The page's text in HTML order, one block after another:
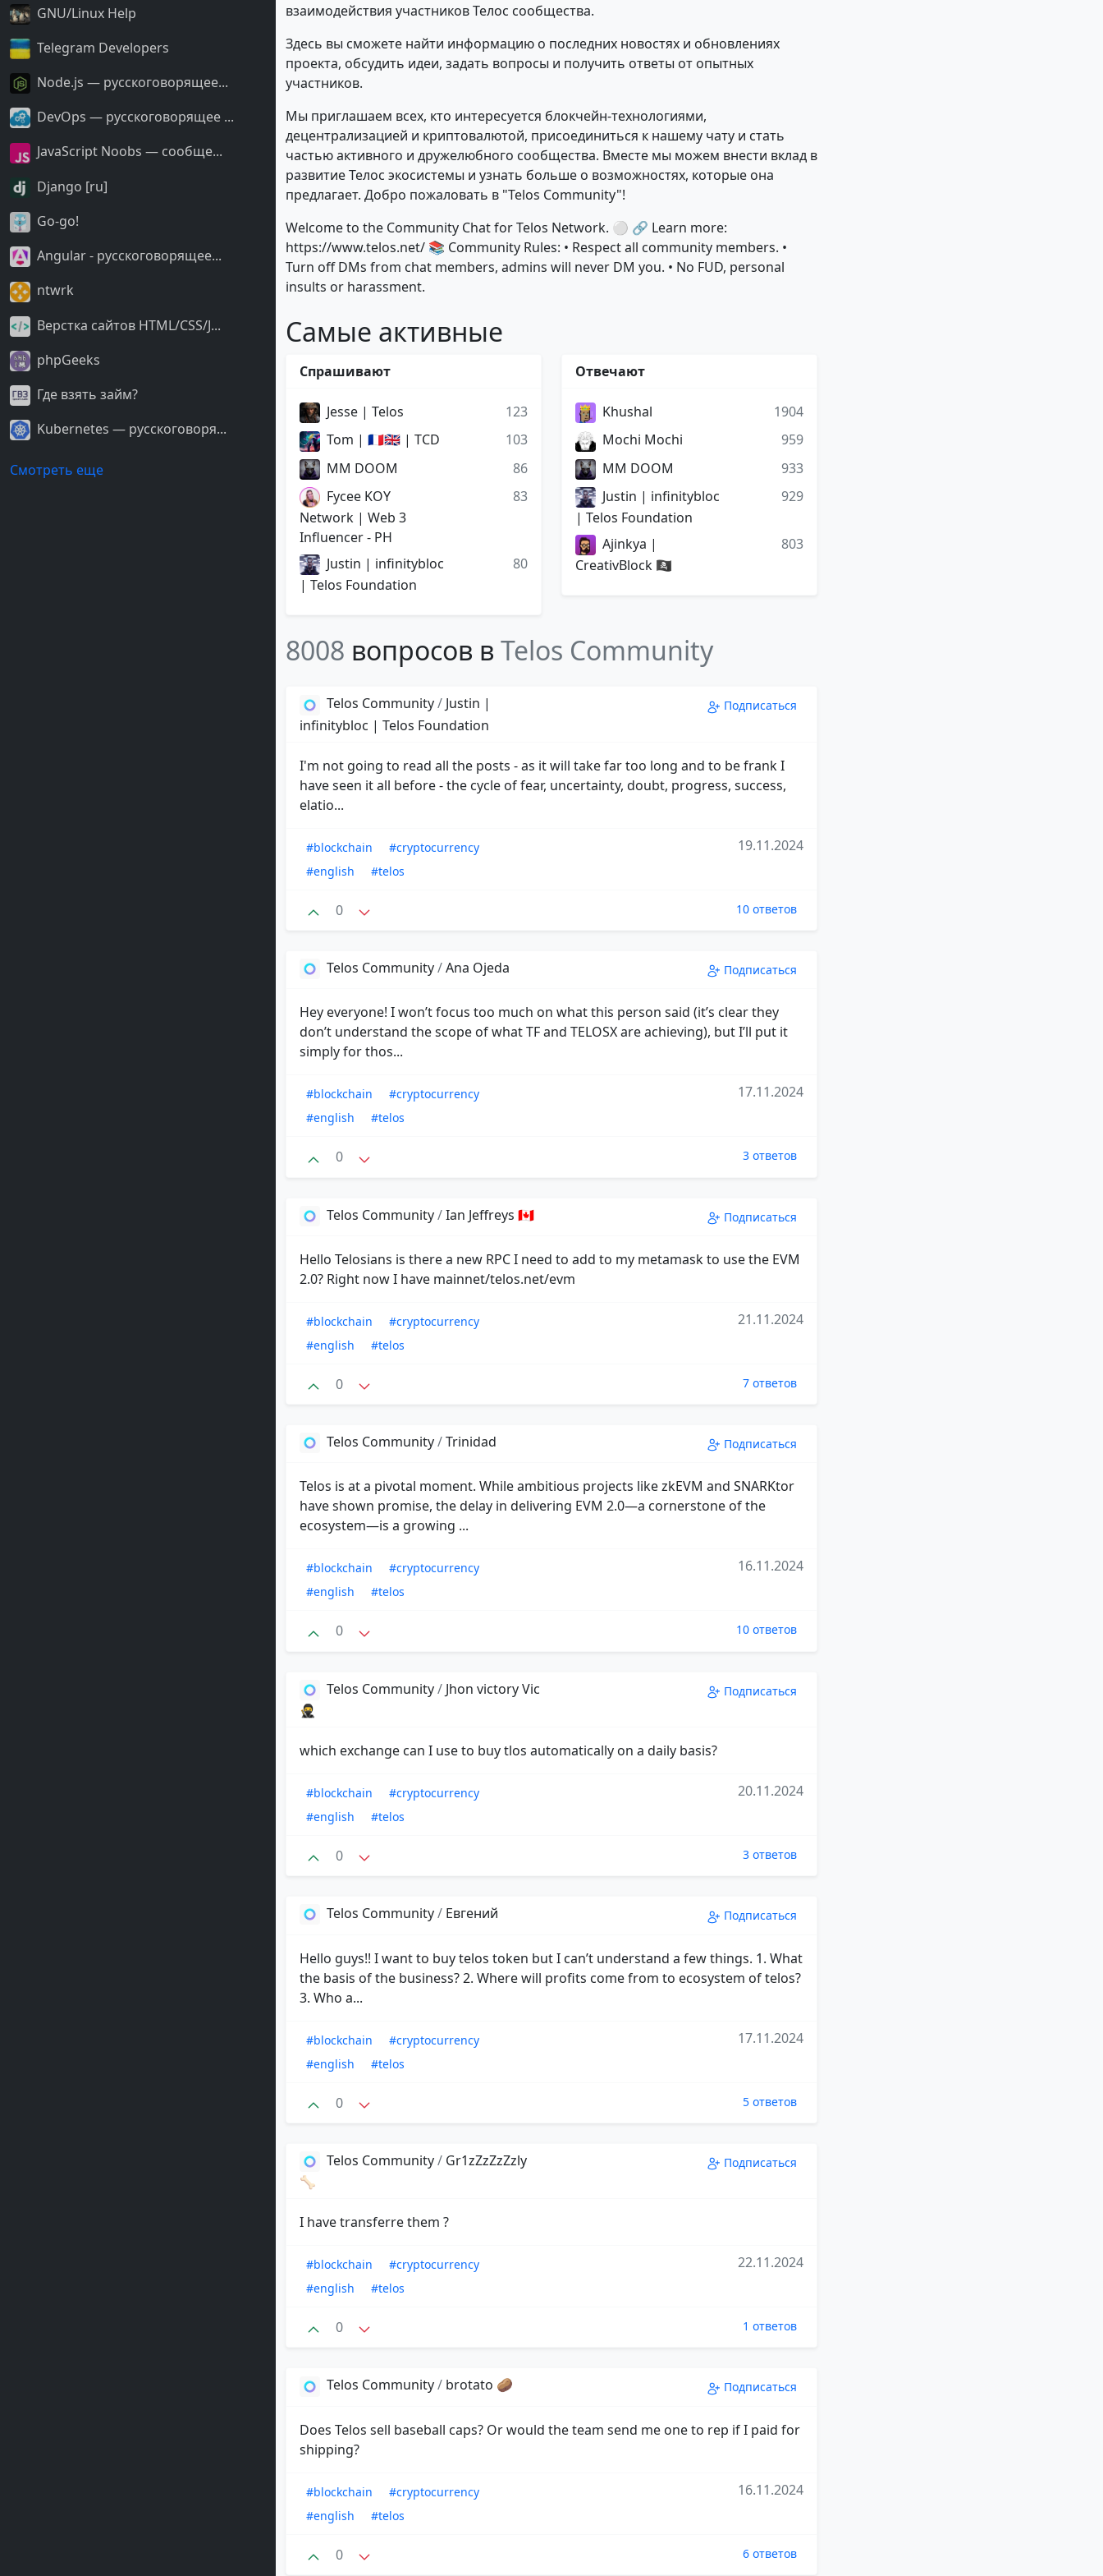
GNU/Linux Help
Telegram Developers
Node.js — русскоговорящее...
DevOps — русскоговорящее ...
JavaScript Noobs — сообще...
Django [ru]
Go-go!
Angular - русскоговорящее...
ntwrk
Верстка сайтов HTML/CSS/J...
phpGeeks
Где взять займ?
Kubernetes — русскоговоря...
Смотреть еще
взаимодействия участников Телос сообщества.
Здесь вы сможете найти информацию о последних новостях и обновлениях
проекта, обсудить идеи, задать вопросы и получить ответы от опытных
участников.
Мы приглашаем всех, кто интересуется блокчейн-технологиями,
децентрализацией и криптовалютой, присоединиться к нашему чату и стать
частью активного и дружелюбного сообщества. Вместе мы можем внести вклад в
развитие Телос экосистемы и узнать больше о возможностях, которые она
предлагает. Добро пожаловать в "Telos Community"!
Welcome to the Community Chat for Telos Network. ⚪️ 🔗 Learn more:
https://www.telos.net/ 📚 Community Rules: • Respect all community members. •
Turn off DMs from chat members, admins will never DM you. • No FUD, personal
insults or harassment.
Самые активные
Спрашивают
Jesse | Telos
123
Tom | 🇫🇷🇬🇧 | TCD
103
MM DOOM
86
Fycee KOY
Network | Web 3
Influencer - PH
83
Justin | infinitybloc
| Telos Foundation
80
Отвечают
Khushal
1904
Mochi Mochi
959
MM DOOM
933
Justin | infinitybloc
| Telos Foundation
929
Ajinkya |
CreativBlock 🏴‍☠️
803
8008 вопросов в Telos Community
Telos Community/ Justin |
infinitybloc | Telos Foundation
Подписаться
I'm not going to read all the posts - as it will take far too long and to be frank I
have seen it all before - the cycle of fear, uncertainty, doubt, progress, success,
elatio...
#blockchain
#cryptocurrency
#english
#telos
19.11.2024
0 10 ответов
Telos Community/Ana Ojeda Подписаться
Hey everyone! I won’t focus too much on what this person said (it’s clear they
don’t understand the scope of what TF and TELOSX are achieving), but I’ll put it
simply for thos...
#blockchain
#cryptocurrency
#english
#telos
17.11.2024
0 3 ответов
Telos Community/Ian Jeffreys 🇨🇦 Подписаться
Hello Telosians is there a new RPC I need to add to my metamask to use the EVM
2.0? Right now I have mainnet/telos.net/evm
#blockchain
#cryptocurrency
#english
#telos
21.11.2024
0 7 ответов
Telos Community/Trinidad Подписаться
Telos is at a pivotal moment. While ambitious projects like zkEVM and SNARKtor
have shown promise, the delay in delivering EVM 2.0—a cornerstone of the
ecosystem—is a growing ...
#blockchain
#cryptocurrency
#english
#telos
16.11.2024
0 10 ответов
Telos Community/ Jhon victory Vic
🥷
Подписаться
which exchange can I use to buy tlos automatically on a daily basis?
#blockchain
#cryptocurrency
#english
#telos
20.11.2024
0 3 ответов
Telos Community/ Евгений Подписаться
Hello guys!! I want to buy telos token but I can’t understand a few things. 1. What
the basis of the business? 2. Where will profits come from to ecosystem of telos?
3. Who a...
#blockchain
#cryptocurrency
#english
#telos
17.11.2024
0 5 ответов
Telos Community/ Gr1zZzZzZzly
🦴
Подписаться
I have transferre them ?
#blockchain
#cryptocurrency
#english
#telos
22.11.2024
0 1 ответов
Telos Community/ brotato 🥔 Подписаться
Does Telos sell baseball caps? Or would the team send me one to rep if I paid for
shipping?
#blockchain
#cryptocurrency
#english
#telos
16.11.2024
0 6 ответов